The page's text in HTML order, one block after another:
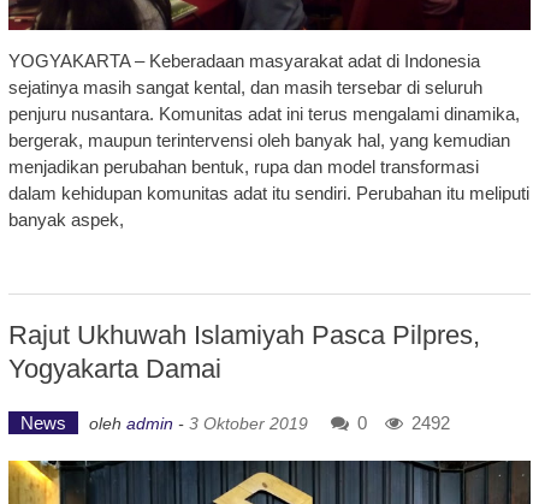
YOGYAKARTA – Keberadaan masyarakat adat di Indonesia
sejatinya masih sangat kental, dan masih tersebar di seluruh
penjuru nusantara. Komunitas adat ini terus mengalami dinamika,
bergerak, maupun terintervensi oleh banyak hal, yang kemudian
menjadikan perubahan bentuk, rupa dan model transformasi
dalam kehidupan komunitas adat itu sendiri. Perubahan itu meliputi
banyak aspek,
Rajut Ukhuwah Islamiyah Pasca Pilpres,
Yogyakarta Damai
News oleh admin - 3 Oktober 2019 0 2492